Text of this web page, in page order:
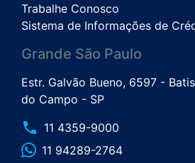
Trabalhe Conosco
Sistema de Informações de
Grande São Paulo
Estr. Galvão Bueno, 6597 -
do Campo - SP
phone 11 4359-9000
11 94289-2764